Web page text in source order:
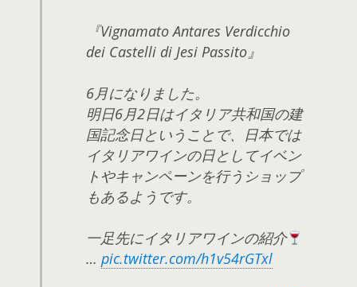
『Vignamato Antares Verdicchio
dei Castelli di Jesi Passito』
6月になりました。
明日6月2日はイタリア共和国の建
国記念日ということで、日本では
イタリアワインの日としてイベン
トやキャンペーンを行うショップ
もあるようです。
一足先にイタリアワインの紹介
… pic.twitter.com/h1v54rGTxl